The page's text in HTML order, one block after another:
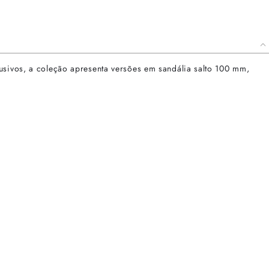
a coleção apresenta versões em sandália salto 100 mm,